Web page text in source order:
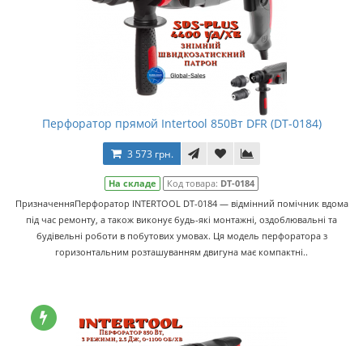
Перфоратор прямой Intertool 850Вт DFR (DT-0184)
3 573 грн.
На складе Код товара: DT-0184
ПризначенняПерфоратор INTERTOOL DT-0184 — відмінний помічник вдома
під час ремонту, а також виконує будь-які монтажні, оздоблювальні та
будівельні роботи в побутових умовах. Ця модель перфоратора з
горизонтальним розташуванням двигуна має компактні..